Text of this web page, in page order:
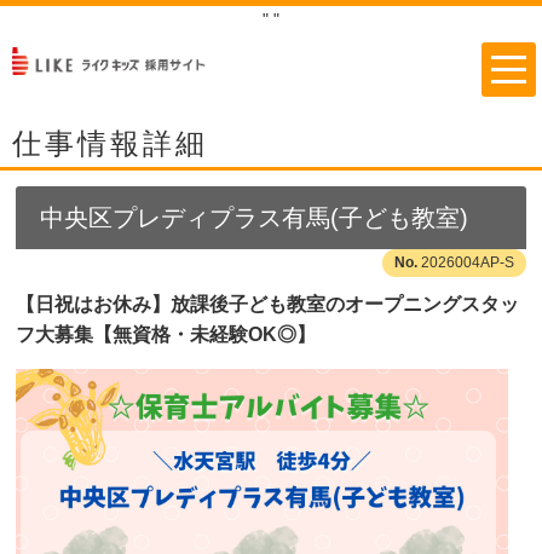
" "
仕事情報詳細
中央区プレディプラス有馬(子ども教室)
2026004AP-S
【日祝はお休み】放課後子ども教室のオープニングスタッ
フ大募集【無資格・未経験OK◎】